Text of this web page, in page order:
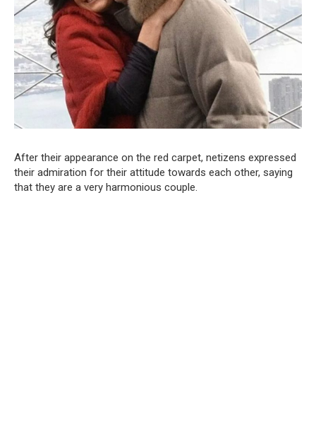
After their appearance on the red carpet, netizens expressed
their admiration for their attitude towards each other, saying
that they are a very harmonious couple.